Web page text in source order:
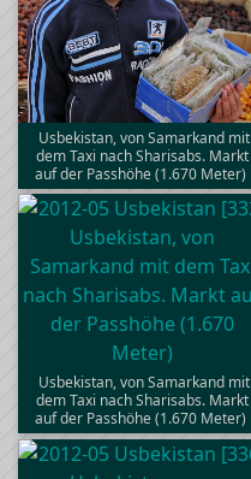
Usbekistan, von Samarkand mit
dem Taxi nach Sharisabs. Markt
auf der Passhöhe (1.670 Meter)
Usbekistan, von Samarkand mit
dem Taxi nach Sharisabs. Markt
auf der Passhöhe (1.670 Meter)